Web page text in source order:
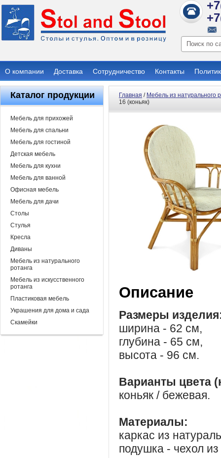
О компании Доставка Сотрудничество Контакты
Каталог продукции
Мебель для прихожей
Мебель для спальни
Мебель для гостиной
Детская мебель
Мебель для кухни
Мебель для ванной
Офисная мебель
Мебель для дачи
Столы
Стулья
Кресла
Диваны
Мебель из натурального
ротанга
Мебель из искусственного
ротанга
Пластиковая мебель
Украшения для дома и сада
Скамейки
Главная / Мебель из натурального
16 (коньяк)
Описание
Размеры
ширина - 62 см,
глубина - 65 см,
высота - 96 см.
Варианты цвета
коньяк / бежевая.
Материалы:
каркас из
подушка - чехол